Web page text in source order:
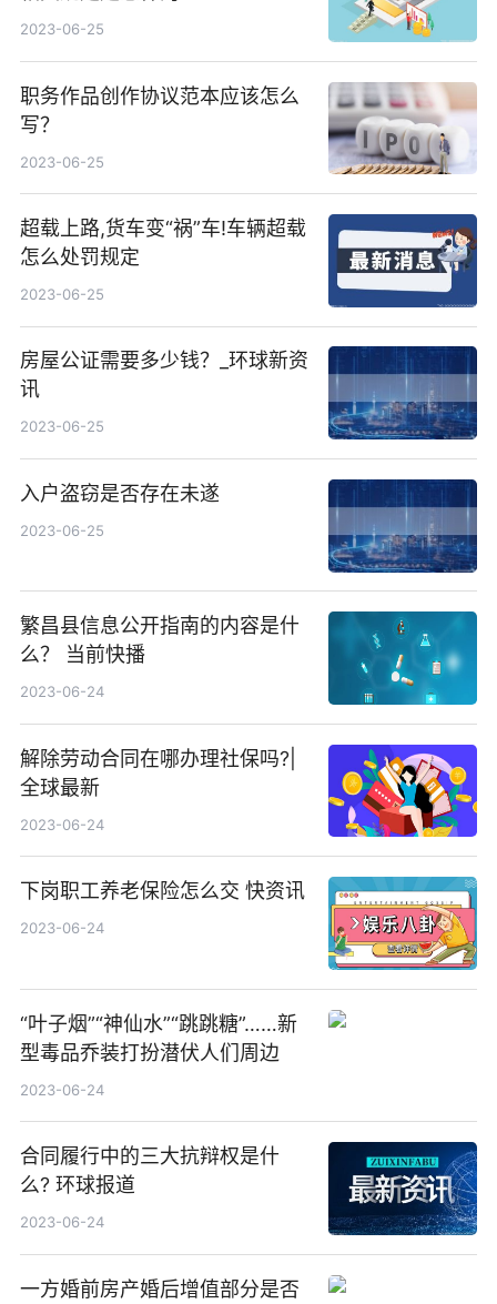
2023-06-25
职务作品创作协议范本应该怎么
写？
2023-06-25
超载上路,货车变“祸”车!车辆超载
怎么处罚规定
2023-06-25
房屋公证需要多少钱？_环球新资
讯
2023-06-25
入户盗窃是否存在未遂
2023-06-25
繁昌县信息公开指南的内容是什
么？ 当前快播
2023-06-24
解除劳动合同在哪办理社保吗?|
全球最新
2023-06-24
下岗职工养老保险怎么交 快资讯
2023-06-24
“叶子烟”“神仙水”“跳跳糖”……新
型毒品乔装打扮潜伏人们周边
2023-06-24
合同履行中的三大抗辩权是什
么? 环球报道
2023-06-24
一方婚前房产婚后增值部分是否